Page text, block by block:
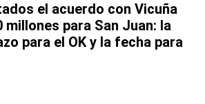
el acuerdo con Vicuña
millones para San Juan: la
para el OK y la fecha para